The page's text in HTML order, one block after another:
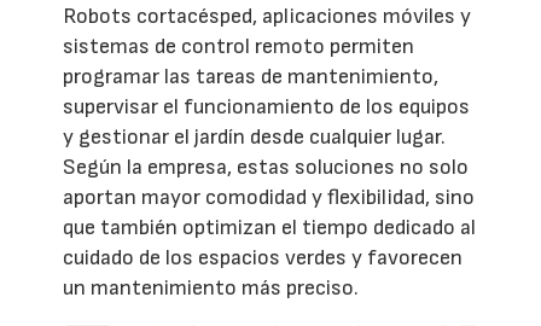
Robots cortacésped, aplicaciones móviles y
sistemas de control remoto permiten
programar las tareas de mantenimiento,
supervisar el funcionamiento de los equipos
y gestionar el jardín desde cualquier lugar.
Según la empresa, estas soluciones no solo
aportan mayor comodidad y flexibilidad, sino
que también optimizan el tiempo dedicado al
cuidado de los espacios verdes y favorecen
un mantenimiento más preciso.